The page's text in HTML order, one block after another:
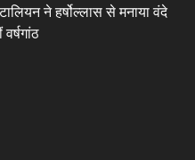
ने हर्षोल्लास से मनाया वंदे